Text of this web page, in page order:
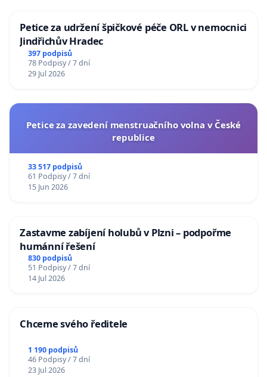
Petice za udržení špičkové péče ORL v nemocnici
Jindřichův Hradec
397 podpisů
78 Podpisy / 7 dní
29 Jul 2026
Petice za zavedení menstruačního volna v České
republice
33 517 podpisů
61 Podpisy / 7 dní
15 Jun 2026
Zastavme zabíjení holubů v Plzni – podpořme
humánní řešení
830 podpisů
51 Podpisy / 7 dní
14 Jul 2026
Chceme svého ředitele
1 190 podpisů
46 Podpisy / 7 dní
23 Jul 2026